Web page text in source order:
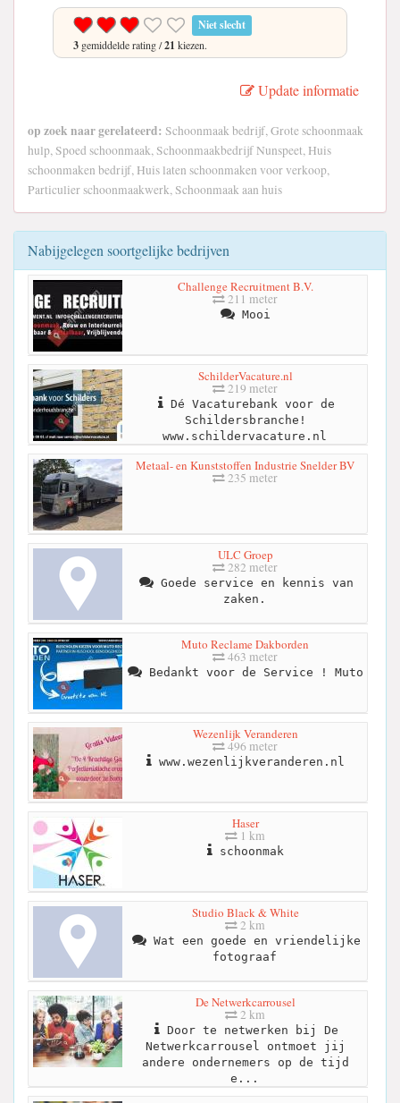
Niet slecht
3 gemiddelde rating /21 kiezen.
Update informatie
op zoek naar gerelateerd: Schoonmaak bedrijf, Grote schoonmaak
hulp, Spoed schoonmaak, Schoonmaakbedrijf Nunspeet, Huis
schoonmaken bedrijf, Huis laten schoonmaken voor verkoop,
Particulier schoonmaakwerk, Schoonmaak aan huis
Nabijgelegen soortgelijke bedrijven
Challenge Recruitment B.V.
211 meter
Mooi
SchilderVacature.nl
219 meter
Dé Vacaturebank voor de
Schildersbranche!
www.schildervacature.nl
Metaal- en Kunststoffen Industrie Snelder BV
235 meter
ULC Groep
282 meter
Goede service en kennis van
zaken.
Muto Reclame Dakborden
463 meter
Bedankt voor de Service ! Muto
Wezenlijk Veranderen
496 meter
www.wezenlijkveranderen.nl
Haser
1 km
schoonmak
Studio Black & White
2 km
Wat een goede en vriendelijke
fotograaf
De Netwerkcarrousel
2 km
Door te netwerken bij De
Netwerkcarrousel ontmoet jij
andere ondernemers op de tijd
e...